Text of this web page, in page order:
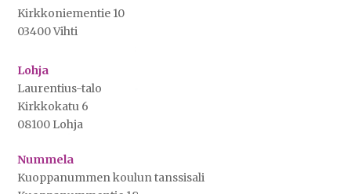
Kirkkoniementie 10
03400 Vihti
Lohja
Laurentius-talo
Kirkkokatu 6
08100 Lohja
Nummela
Kuoppanummen koulun tanssisali